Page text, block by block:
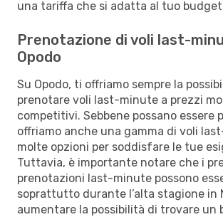
una tariffa che si adatta al tuo
Prenotazione di voli last-
Opodo
Su Opodo, ti offriamo sempre la
prenotare voli last-minute a prezzi
competitivi. Sebbene possano essere
offriamo anche una gamma di voli
molte opzioni per soddisfare le tue
Tuttavia, è importante notare che i
prenotazioni last-minute possono
soprattutto durante l’alta stagione in
aumentare la possibilità di trovare un